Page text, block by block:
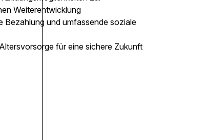
Weiterentwicklung
Bezahlung und umfassende soziale
für eine sichere Zukunft